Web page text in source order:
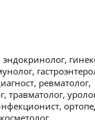
ревматолог,
травматолог,